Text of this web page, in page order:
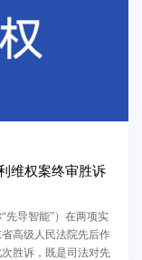
维权案终审胜诉
先导智能”）在两项实
高级人民法院先后作
胜诉，既是司法对先